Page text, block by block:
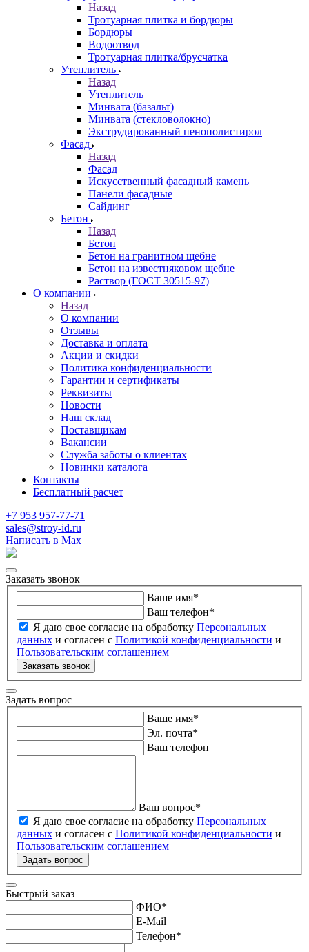
Назад
Тротуарная плитка и бордюры
Бордюры
Водоотвод
Тротуарная плитка/брусчатка
Утеплитель
Назад
Утеплитель
Минвата (базальт)
Минвата (стекловолокно)
Экструдированный пенополистирол
Фасад
Назад
Фасад
Искусственный фасадный камень
Панели фасадные
Сайдинг
Бетон
Назад
Бетон
Бетон на гранитном щебне
Бетон на известняковом щебне
Раствор (ГОСТ 30515-97)
О компании
Назад
О компании
Отзывы
Доставка и оплата
Акции и скидки
Политика конфиденциальности
Гарантии и сертификаты
Реквизиты
Новости
Наш склад
Поставщикам
Вакансии
Служба заботы о клиентах
Новинки каталога
Контакты
Бесплатный расчет
+7 953 957-77-71
sales@stroy-id.ru
Написать в Max
Заказать звонок
Ваше имя*
Ваш телефон*
Я даю свое согласие на обработку Персональных
данных и согласен с Политикой конфиденциальности и
Пользовательским соглашением
Заказать звонок
Задать вопрос
Ваше имя*
Эл. почта*
Ваш телефон
Ваш вопрос*
Я даю свое согласие на обработку Персональных
данных и согласен с Политикой конфиденциальности и
Пользовательским соглашением
Задать вопрос
Быстрый заказ
ФИО*
E-Mail
Телефон*